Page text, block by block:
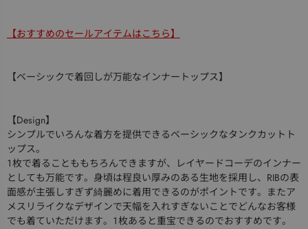
【おすすめのセールアイテムはこちら】
【ベーシックで着回しが万能なインナートップス】
【Design】
シンプルでいろんな着方を提供できるベーシックなタンクカットト
ップス。
１枚で着ることももちろんできますが、レイヤードコーデのインナー
としても万能です。身頃は程良い厚みのある生地を採用し、RIBの表
面感が主張しすぎず綺麗めに着用できるのがポイントです。またア
メスリライクなデザインで天幅を入れすぎないことでどんなお客様
でも着ていただけます。１枚あると重宝できるのでおすすめです。